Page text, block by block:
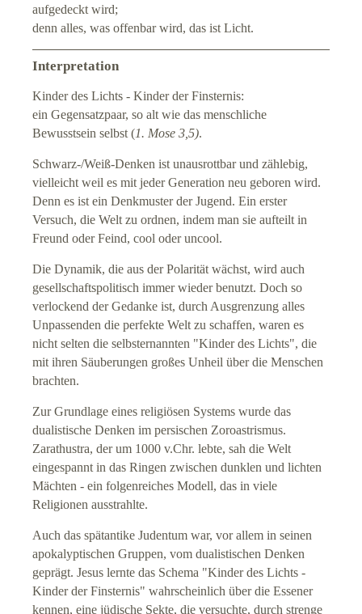
aufgedeckt wird;
denn alles, was offenbar wird, das ist Licht.
Interpretation
Kinder des Lichts - Kinder der Finsternis:
ein Gegensatzpaar, so alt wie das menschliche
Bewusstsein selbst (1. Mose 3,5).
Schwarz-/Weiß-Denken ist unausrottbar und zählebig,
vielleicht weil es mit jeder Generation neu geboren wird.
Denn es ist ein Denkmuster der Jugend. Ein erster
Versuch, die Welt zu ordnen, indem man sie aufteilt in
Freund oder Feind, cool oder uncool.
Die Dynamik, die aus der Polarität wächst, wird auch
gesellschaftspolitisch immer wieder benutzt. Doch so
verlockend der Gedanke ist, durch Ausgrenzung alles
Unpassenden die perfekte Welt zu schaffen, waren es
nicht selten die selbsternannten "Kinder des Lichts", die
mit ihren Säuberungen großes Unheil über die Menschen
brachten.
Zur Grundlage eines religiösen Systems wurde das
dualistische Denken im persischen Zoroastrismus.
Zarathustra, der um 1000 v.Chr. lebte, sah die Welt
eingespannt in das Ringen zwischen dunklen und lichten
Mächten - ein folgenreiches Modell, das in viele
Religionen ausstrahlte.
Auch das spätantike Judentum war, vor allem in seinen
apokalyptischen Gruppen, vom dualistischen Denken
geprägt. Jesus lernte das Schema "Kinder des Lichts -
Kinder der Finsternis" wahrscheinlich über die Essener
kennen, eine jüdische Sekte, die versuchte, durch strenge